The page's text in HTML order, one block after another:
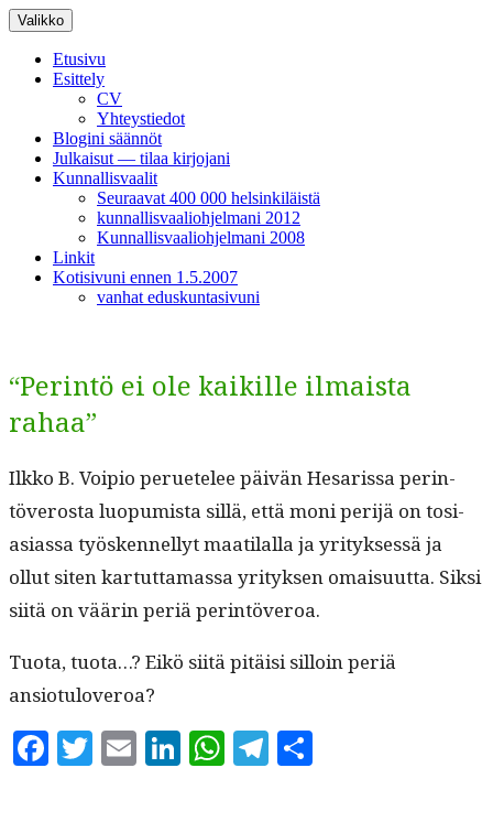
Siirry
sisältöön
Valikko
Etusivu
Esittely
CV
Yhteystiedot
Blogini säännöt
Julkaisut — tilaa kirjojani
Kunnallisvaalit
Seuraavat 400 000 helsinkiläistä
kunnallisvaaliohjelmani 2012
Kunnallisvaaliohjelmani 2008
Linkit
Kotisivuni ennen 1.5.2007
vanhat eduskuntasivuni
“Perintö ei ole kaikille ilmaista
rahaa”
Ilkko B. Voipio peruetelee päivän Hesaris­sa per­in­
töveros­ta luop­umista sil­lä, että moni per­i­jä on tosi­
asi­as­sa työsken­nel­lyt maati­lal­la ja yri­tyk­sessä ja
ollut siten kar­tut­ta­mas­sa yri­tyk­sen omaisu­ut­ta. Sik­si
siitä on väärin per­iä perintöveroa.
Tuo­ta, tuo­ta…? Eikö siitä pitäisi sil­loin per­iä
ansiotuloveroa?
Facebook
TwitterEmailLinkedIn
WhatsApp
Telegram